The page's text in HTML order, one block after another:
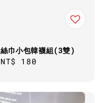
絲巾小包韓襪組(3雙)
Regular
NT$ 180